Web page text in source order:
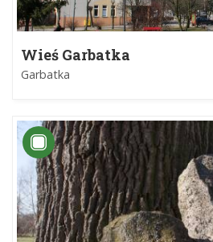
Wieś Garbatka
Garbatka